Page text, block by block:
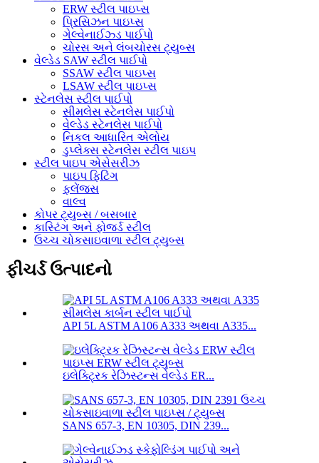
ERW સ્ટીલ પાઇપ્સ
પ્રિસિઝન પાઇપ્સ
ગેલ્વેનાઈઝ્ડ પાઈપો
ચોરસ અને લંબચોરસ ટ્યુબ્સ
વેલ્ડેડ SAW સ્ટીલ પાઈપો
SSAW સ્ટીલ પાઇપ્સ
LSAW સ્ટીલ પાઇપ્સ
સ્ટેનલેસ સ્ટીલ પાઈપો
સીમલેસ સ્ટેનલેસ પાઈપો
વેલ્ડેડ સ્ટેનલેસ પાઈપો
નિકલ આધારિત એલોય
ડુપ્લેક્સ સ્ટેનલેસ સ્ટીલ પાઇપ
સ્ટીલ પાઇપ એસેસરીઝ
પાઇપ ફિટિંગ
ફ્લેંજ્સ
વાલ્વ
કોપર ટ્યુબ્સ / બસબાર
કાસ્ટિંગ અને ફોર્જ્ડ સ્ટીલ
ઉચ્ચ ચોકસાઇવાળા સ્ટીલ ટ્યુબ્સ
ફીચર્ડ ઉત્પાદનો
API 5L ASTM A106 A333 અથવા A335...
ઇલેક્ટ્રિક રેઝિસ્ટન્સ વેલ્ડેડ ER...
SANS 657-3, EN 10305, DIN 239...